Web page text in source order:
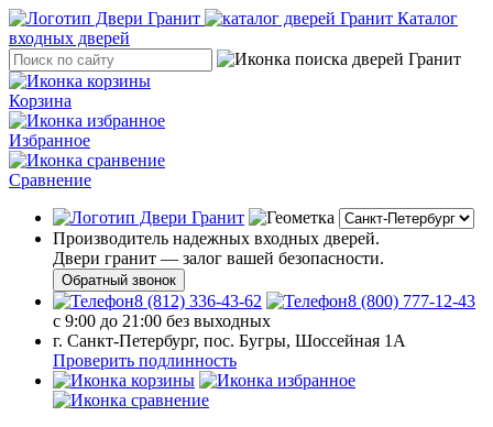
Каталог
входных дверей
Корзина
Избранное
Сравнение
Производитель надежных входных дверей.
Двери гранит — залог вашей безопасности.
Обратный звонок
8 (812) 336-43-62
8 (800) 777-12-43
с 9:00 до 21:00 без выходных
г. Санкт-Петербург, пос. Бугры, Шоссейная 1А
Проверить подлинность